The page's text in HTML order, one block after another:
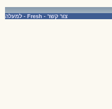
צור קשר -
Fresh
- למעלה